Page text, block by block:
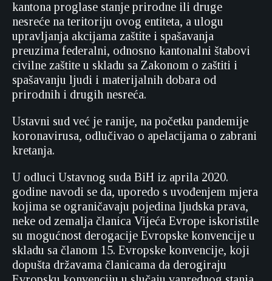
kantona proglase stanje prirodne ili druge
nesreće na teritoriju ovog entiteta, a ulogu
upravljanja akcijama zaštite i spašavanja
preuzima federalni, odnosno kantonalni štabovi
civilne zaštite u skladu sa Zakonom o zaštiti i
spašavanju ljudi i materijalnih dobara od
prirodnih i drugih nesreća.
Ustavni sud već je ranije, na početku pandemije
koronavirusa, odlučivao o apelacijama o zabrani
kretanja.
U odluci Ustavnog suda BiH iz aprila 2020.
godine navodi se da, uporedo s uvođenjem mjera
kojima se ograničavaju pojedina ljudska prava,
neke od zemalja članica Vijeća Evrope iskoristile
su mogućnost derogacije Evropske konvencije u
skladu sa članom 15. Evropske konvencije, koji
dopušta državama članicama da derogiraju